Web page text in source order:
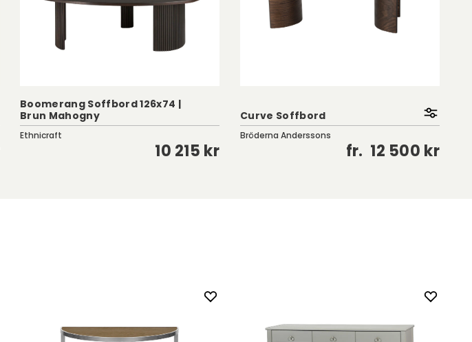
Boomerang Soffbord 126x74 |
Brun Mahogny
Ethnicraft
10 215 kr
Curve Soffbord
Bröderna Anderssons
fr. 12 500 kr